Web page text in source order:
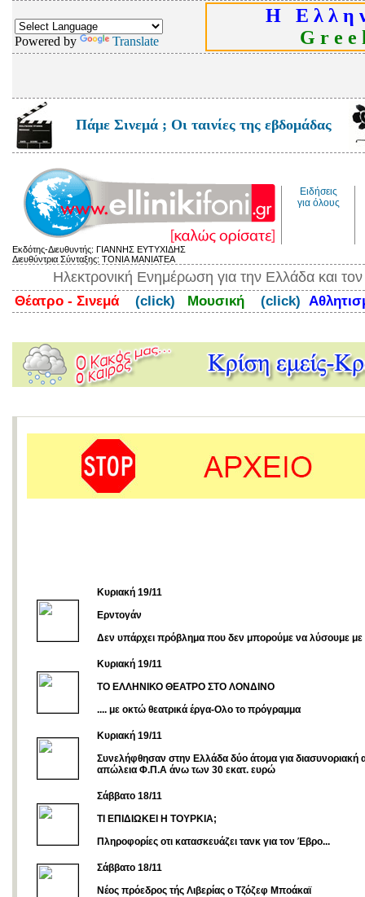
Powered by Translate
Η Ε λ λ η
G r e e
Πάμε Σινεμά ; Οι ταινίες της εβδομάδας
Ειδήσεις
για όλους
Εκδότης-Διευθυντής: ΓΙΑΝΝΗΣ ΕΥΤΥΧΙΔΗΣ
Διευθύντρια Σύνταξης: ΤΟΝΙΑ ΜΑΝΙΑΤΕΑ
Ηλεκτρονική Ενημέρωση για την Ελλάδα και
Θέατρο - Σινεμά (click) Μουσική (click)
Κυριακή 19/11
Ερντογάν
Δεν υπάρχει πρόβλημα που δεν μπορούμε να λύσουμε με
Κυριακή 19/11
ΤΟ ΕΛΛΗΝΙΚΟ ΘΕΑΤΡΟ ΣΤΟ ΛΟΝΔΙΝΟ
.... με οκτώ θεατρικά έργα-Ολο το πρόγραμμα
Κυριακή 19/11
Συνελήφθησαν στην Ελλάδα δύο άτομα για διασυνοριακή
απώλεια Φ.Π.Α άνω των 30 εκατ. ευρώ
Σάββατο 18/11
ΤΙ ΕΠΙΔΙΩΚΕΙ Η ΤΟΥΡΚΙΑ;
Πληροφορίες οτι κατασκευάζει τανκ για τον Έβρο...
Σάββατο 18/11
Νέος πρόεδρος τής Λιβερίας ο Τζόζεφ Μποάκαϊ